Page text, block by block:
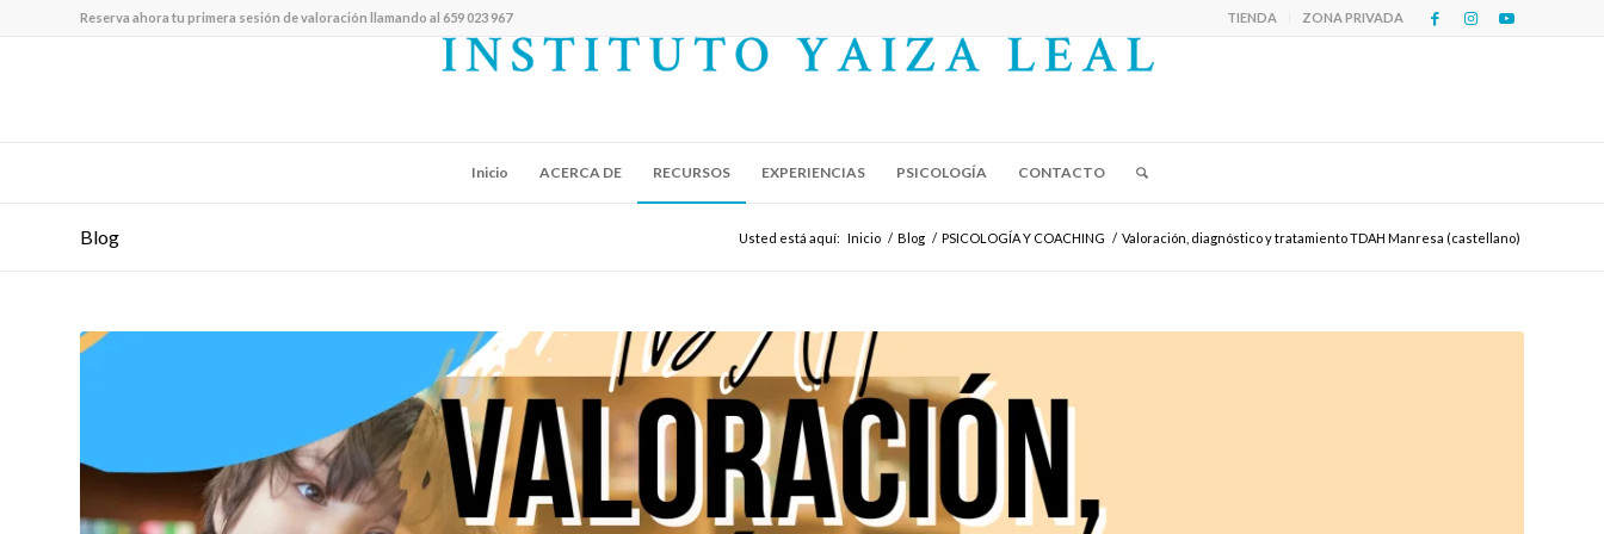
TIENDA ZONA PRIVADA
Reserva ahora tu primera sesión de valoración llamando al 659 023 967
Inicio ACERCA DE RECURSOS EXPERIENCIAS PSICOLOGÍA CONTACTO
Blog Usted está aquí: Inicio / Blog / PSICOLOGÍA Y COACHING / Valoración, diagnóstico y tratamiento TDAH Manresa (castellano)